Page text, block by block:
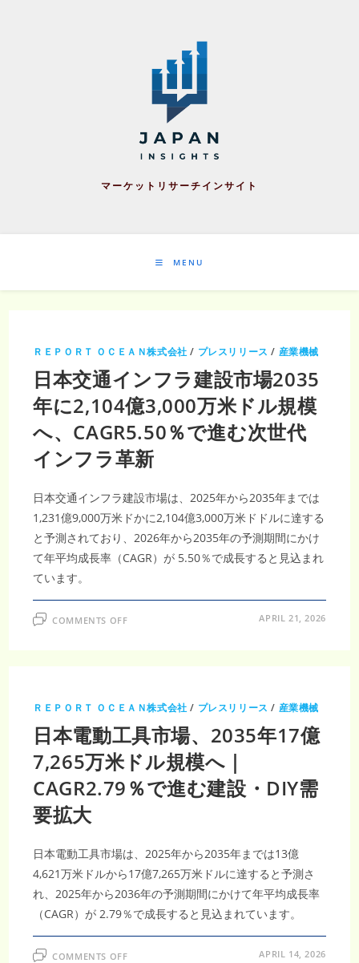
マーケットリサーチインサイト
MENU
ＲＥＰＯＲＴ ＯＣＥＡＮ株式会社 / プレスリリース / 産業機械
日本交通インフラ建設市場2035
年に2,104億3,000万米ドル規模
へ、CAGR5.50％で進む次世代
インフラ革新
日本交通インフラ建設市場は、2025年から2035年までは
1,231億9,000万米ドかに2,104億3,000万米ドドルに達する
と予測されており、2026年から2035年の予測期間にかけ
て年平均成長率（CAGR）が 5.50％で成長すると見込まれ
ています。
COMMENTS OFFON
ラ
建
市
場
2035
年
に
2,104
億
ル
規
模
へ、
CAGR5.50％
で
進
む
世
代
APRIL 21, 2026
ＲＥＰＯＲＴ ＯＣＥＡＮ株式会社 / プレスリリース / 産業機械
日本電動工具市場、2035年17億
7,265万米ドル規模へ｜
CAGR2.79％で進む建設・DIY需
要拡大
日本電動工具市場は、2025年から2035年までは13億
4,621万米ドルから17億7,265万米ドルに達すると予測さ
れ、2025年から2036年の予測期間にかけて年平均成長率
（CAGR）が 2.79％で成長すると見込まれています。
COMMENTS OFFON APRIL 14, 2026